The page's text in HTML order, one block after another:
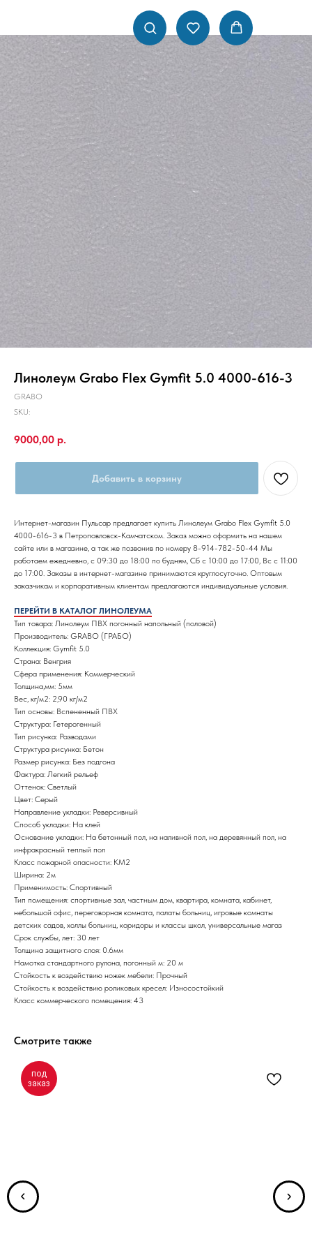
Линолеум Grabo Flex Gymfit 5.0 4000-616-3
GRABO
SKU:
9000,00 р.
Добавить в корзину
Интернет-магазин Пульсар предлагает купить Линолеум Grabo Flex Gymfit 5.0
4000-616-3 в Петроповловск-Камчатском. Заказ можно оформить на нашем
сайте или в магазине, а так же позвонив по номеру 8-914-782-50-44 Мы
работаем ежедневно, с 09:30 до 18:00 по будням, Сб с 10:00 до 17:00, Вс с 11:00
до 17:00. Заказы в интернет-магазине принимаются круглосуточно. Оптовым
заказчикам и корпоративным клиентам предлагаются индивидуальные условия.
ПЕРЕЙТИ В КАТАЛОГ ЛИНОЛЕУМА
Тип товара: Линолеум ПВХ погонный напольный (половой)
Производитель: GRABO (ГРАБО)
Коллекция: Gymfit 5.0
Страна: Венгрия
Сфера применения: Коммерческий
Толщина,мм: 5мм
Вес, кг/м2: 2,90 кг/м2
Тип основы: Вспененный ПВХ
Структура: Гетерогенный
Тип рисунка: Разводами
Структура рисунка: Бетон
Размер рисунка: Без подгона
Фактура: Легкий рельеф
Оттенок: Светлый
Цвет: Серый
Направление укладки: Реверсивный
Способ укладки: На клей
Основание укладки: На бетонный пол, на наливной пол, на деревянный пол, на
инфракрасный теплый пол
Класс пожарной опасности: КМ2
Ширина: 2м
Применимость: Спортивный
Тип помещения: спортивные зал, частным дом, квартира, комната, кабинет,
небольшой офис, переговорная комната, палаты больниц, игровые комнаты
детских садов, холлы больниц, коридоры и классы школ, универсальные магаз
Срок службы, лет: 30 лет
Толщина защитного слоя: 0.6мм
Намотка стандартного рулона, погонный м: 20 м
Стойкость к воздействию ножек мебели: Прочный
Стойкость к воздействию роликовых кресел: Износостойкий
Класс коммерческого помещения: 43
Смотрите также
под
заказ